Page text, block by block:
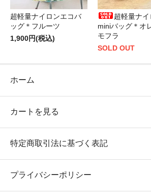
超軽量ナイロンエコバ
ッグ＊フルーツ
1,900円(税込)
超軽量ナイ
miniバッグ＊オ
モフラ
SOLD OUT
ホーム
カートを見る
特定商取引法に基づく表記
プライバシーポリシー